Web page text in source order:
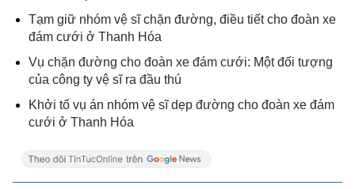
Tạm giữ nhóm vệ sĩ chặn đường, điều tiết cho đoàn xe
đám cưới ở Thanh Hóa
Vụ chặn đường cho đoàn xe đám cưới: Một đối tượng
của công ty vệ sĩ ra đầu thú
Khởi tố vụ án nhóm vệ sĩ dẹp đường cho đoàn xe đám
cưới ở Thanh Hóa